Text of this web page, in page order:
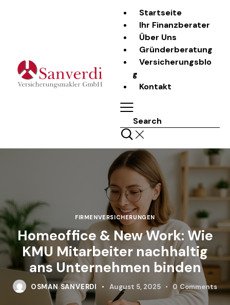
Startseite
Ihr Finanzberater
Über Uns
Gründerberatung
Versicherungsblo
g
Kontakt
Search
FIRMENVERSICHERUNGEN
Homeoffice & New Work: Wie
KMU Mitarbeiter nachhaltig
ans Unternehmen binden
OSMAN SANVERDI August 5, 2025 0 Comments